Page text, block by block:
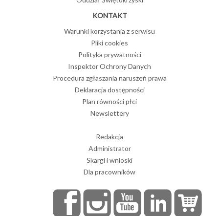
KONTAKT
Warunki korzystania z serwisu
Pliki cookies
Polityka prywatności
Inspektor Ochrony Danych
Procedura zgłaszania naruszeń prawa
Deklaracja dostępności
Plan równości płci
Newslettery
Redakcja
Administrator
Skargi i wnioski
Dla pracowników